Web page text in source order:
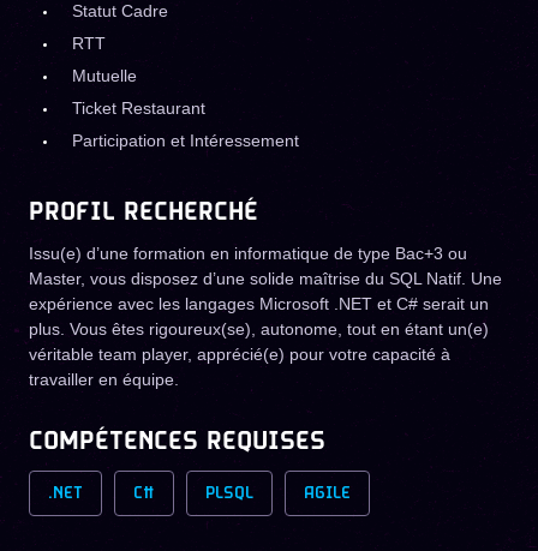
Statut Cadre
RTT
Mutuelle
Ticket Restaurant
Participation et Intéressement
PROFIL RECHERCHÉ
Issu(e) d’une formation en informatique de type Bac+3 ou
Master, vous disposez d’une solide maîtrise du SQL Natif. Une
expérience avec les langages Microsoft .NET et C# serait un
plus. Vous êtes rigoureux(se), autonome, tout en étant un(e)
véritable team player, apprécié(e) pour votre capacité à
travailler en équipe.
COMPÉTENCES REQUISES
.NET C# PLSQL AGILE